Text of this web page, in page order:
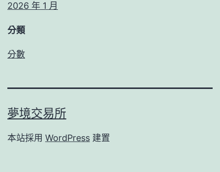
2026 年 1 月
分類
分數
夢境交易所
本站採用 WordPress 建置